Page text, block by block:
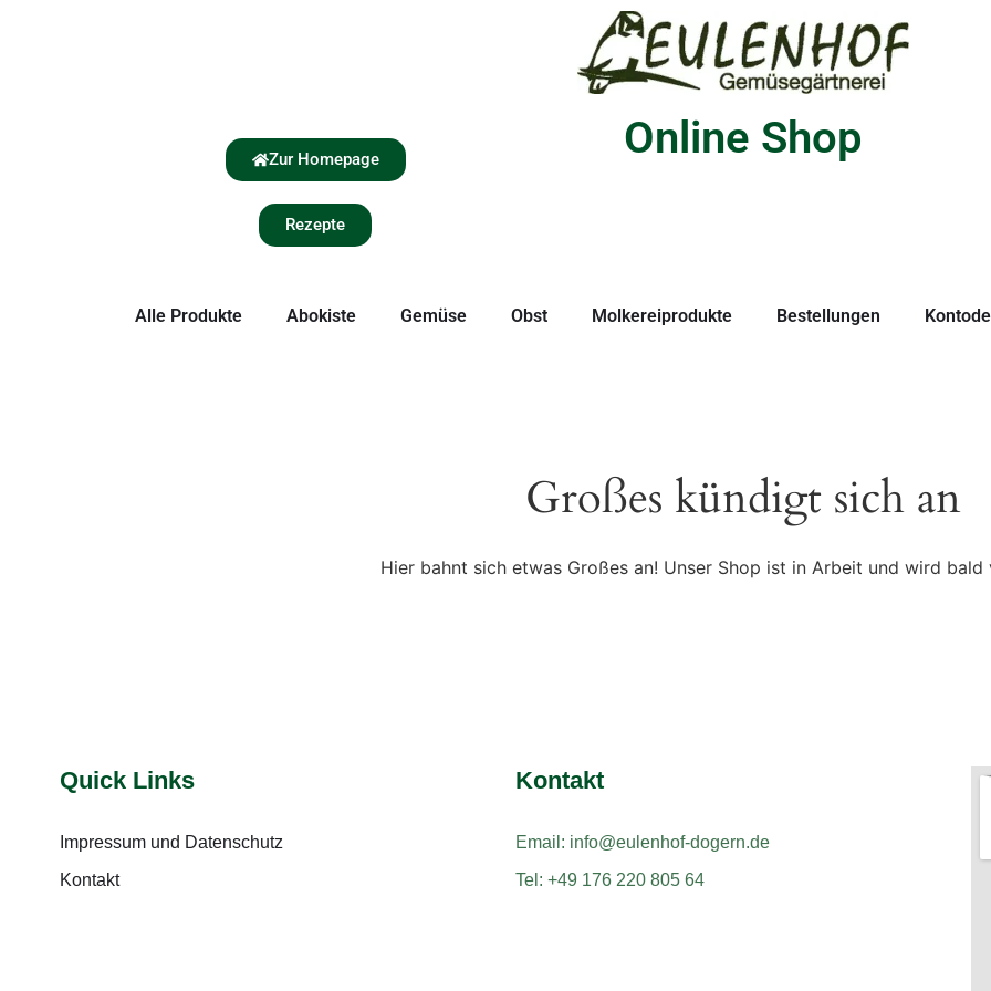
Zur Homepage
Rezepte
Online Shop
Alle Produkte Abokiste Gemüse Obst Molkereiprodukte Bestellungen
Großes kündigt sich an
Hier bahnt sich etwas Großes an! Unser Shop ist in Arbeit und wird
Quick Links
Impressum und Datenschutz
Kontakt
Kontakt
Email: info@eulenhof-dogern.de
Tel: +49 176 220 805 64